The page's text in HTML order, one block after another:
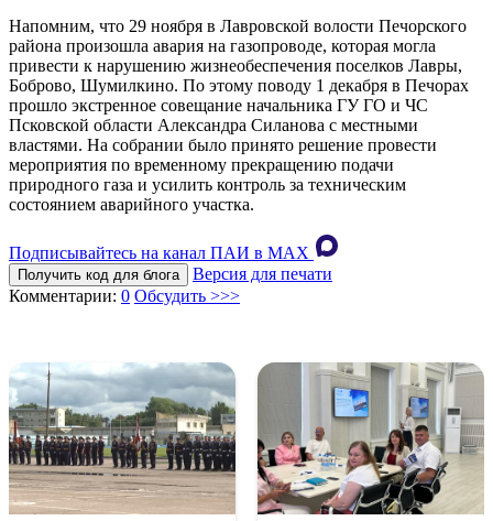
Напомним, что 29 ноября в Лавровской волости Печорского
района произошла авария на газопроводе, которая могла
привести к нарушению жизнеобеспечения поселков Лавры,
Боброво, Шумилкино. По этому поводу 1 декабря в Печорах
прошло экстренное совещание начальника ГУ ГО и ЧС
Псковской области Александра Силанова с местными
властями. На собрании было принято решение провести
мероприятия по временному прекращению подачи
природного газа и усилить контроль за техническим
состоянием аварийного участка.
Подписывайтесь на канал ПАИ в MAХ
Получить код для блога
Версия для печати
Комментарии: 0 Обсудить >>>